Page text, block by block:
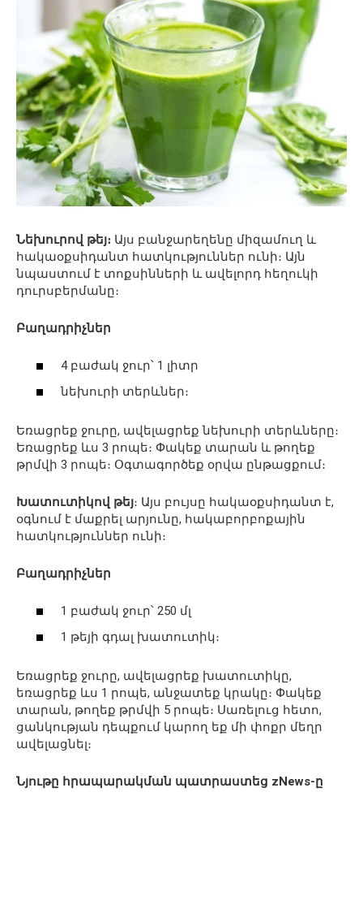
Նեխուրով թեյ։ Այս բանջարեղենը միզամուղ և
հակաօքսիդանտ հատկություններ ունի։ Այն
նպաստում է տոքսինների և ավելորդ հեղուկի
դուրսբերմանը։
Բաղադրիչներ
4 բաժակ ջուր՝ 1 լիտր
նեխուրի տերևներ։
Եռացրեք ջուրը, ավելացրեք նեխուրի տերևները։
Եռացրեք ևս 3 րոպե։ Փակեք տարան և թողեք
թրմվի 3 րոպե։ Օգտագործեք օրվա ընթացքում։
Խատուտիկով թեյ։ Այս բույսը հակաօքսիդանտ է,
օգնում է մաքրել արյունը, հակաբորբոքային
հատկություններ ունի։
Բաղադրիչներ
1 բաժակ ջուր՝ 250 մլ
1 թեյի գդալ խատուտիկ։
Եռացրեք ջուրը, ավելացրեք խատուտիկը,
եռացրեք ևս 1 րոպե, անջատեք կրակը։ Փակեք
տարան, թողեք թրմվի 5 րոպե։ Սառելուց հետո,
ցանկության դեպքում կարող եք մի փոքր մեղր
ավելացնել։
Նյութը հրապարակման պատրաստեց zNews-ը